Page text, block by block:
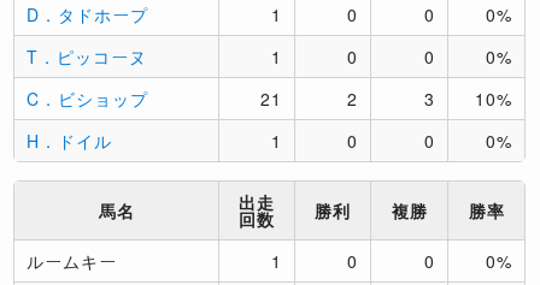
D．タドホープ
1 0 0
0%
T．ピッコーヌ
1 0 0
0%
C．ビショップ
21 2 3
10%
H．ドイル
1 0 0 0%
馬名 出走
回数 勝利 複勝 勝率
ルームキー 1 0 0
0%